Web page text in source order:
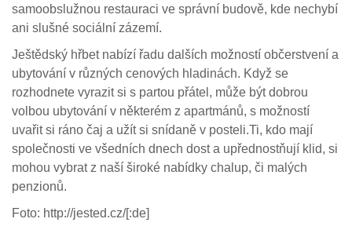
samoobslužnou restauraci ve správní budově, kde nechybí
ani slušné sociální zázemí.
Ještědský hřbet nabízí řadu dalších možností občerstvení a
ubytování v různých cenových hladinách. Když se
rozhodnete vyrazit si s partou přátel, může být dobrou
volbou ubytování v některém z apartmánů, s možností
uvařit si ráno čaj a užít si snídaně v posteli.Ti, kdo mají
společnosti ve všedních dnech dost a upřednostňují klid, si
mohou vybrat z naší široké nabídky chalup, či malých
penzionů.
Foto: http://jested.cz/[:de]